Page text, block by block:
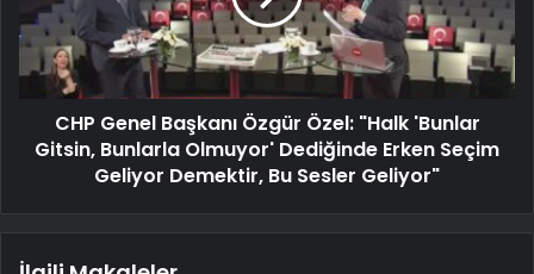
CHP Genel Başkanı Özgür Özel: "Halk 'Bunlar
Gitsin, Bunlarla Olmuyor' Dediğinde Erken Seçim
Geliyor Demektir, Bu Sesler Geliyor"